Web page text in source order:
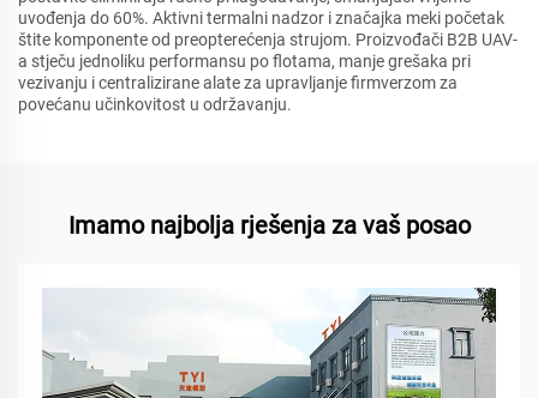
uvođenja do 60%. Aktivni termalni nadzor i značajka meki početak
štite komponente od preopterećenja strujom. Proizvođači B2B UAV-
a stječu jednoliku performansu po flotama, manje grešaka pri
vezivanju i centralizirane alate za upravljanje firmverzom za
povećanu učinkovitost u održavanju.
Imamo najbolja rješenja za vaš posao